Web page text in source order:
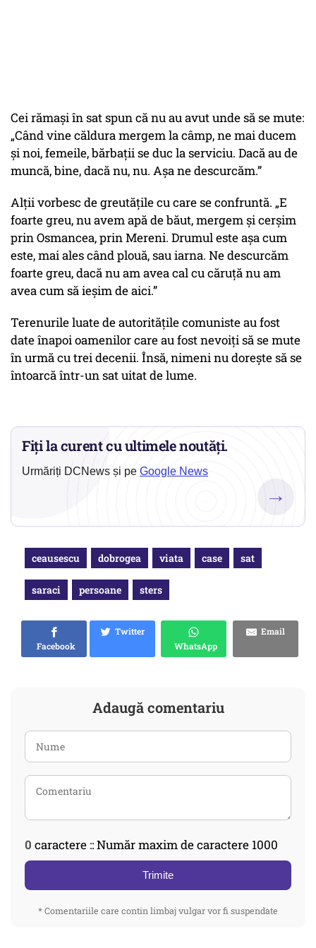
Cei rămaşi în sat spun că nu au avut unde să se mute:
„Când vine căldura mergem la câmp, ne mai ducem
şi noi, femeile, bărbaţii se duc la serviciu. Dacă au de
muncă, bine, dacă nu, nu. Aşa ne descurcăm.”
Alţii vorbesc de greutăţile cu care se confruntă. „E
foarte greu, nu avem apă de băut, mergem şi cerşim
prin Osmancea, prin Mereni. Drumul este aşa cum
este, mai ales când plouă, sau iarna. Ne descurcăm
foarte greu, dacă nu am avea cal cu căruţă nu am
avea cum să ieşim de aici.”
Terenurile luate de autorităţile comuniste au fost
date înapoi oamenilor care au fost nevoiţi să se mute
în urmă cu trei decenii. Însă, nimeni nu doreşte să se
întoarcă într-un sat uitat de lume.
Fiți la curent cu ultimele noutăți.
Urmăriți DCNews și pe Google News
→
ceausescu dobrogea viata case sat
saraci persoane sters
Facebook
Twitter
WhatsApp
Email
Adaugă comentariu
0 caractere :: Număr maxim de caractere 1000
Trimite
* Comentariile care contin limbaj vulgar vor fi suspendate